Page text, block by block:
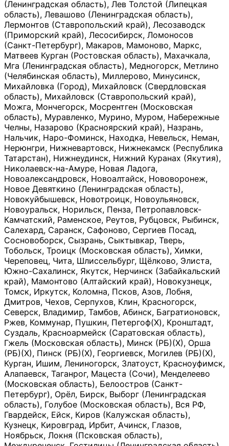
(Ленинградская область), Лев Толстой (Липецкая
область), Левашово (Ленинградская область),
Лермонтов (Ставропольский край), Лесозаводск
(Приморский край), Лесосибирск, Ломоносов
(Санкт-Петербург), Макаров, Мамоново, Маркс,
Матвеев Курган (Ростовская область), Махачкала,
Мга (Ленинградская область), Медногорск, Метлино
(Челябинская область), Миллерово, Минусинск,
Михайловка (Город), Михайловск (Свердловская
область), Михайловск (Ставропольский край),
Можга, Мончегорск, Мосрентген (Московская
область), Муравленко, Мурино, Муром, Набережные
Челны, Назарово (Красноярский край), Назрань,
Нальчик, Наро-Фоминск, Находка, Невельск, Неман,
Нерюнгри, Нижневартовск, Нижнекамск (Республика
Татарстан), Нижнеудинск, Нижний Куранах (Якутия),
Николаевск-на-Амуре, Новая Ладога,
Новоалександровск, Новоалтайск, Нововоронеж,
Новое Девяткино (Ленинградская область),
Новокуйбышевск, Новотроицк, Новоульяновск,
Новоуральск, Норильск, Пенза, Петропавловск-
Камчатский, Раменское, Реутов, Рубцовск, Рыбинск,
Салехард, Саранск, Сафоново, Сергиев Посад,
Сосновоборск, Сызрань, Сыктывкар, Тверь,
Тобольск, Троицк (Московская область), Химки,
Череповец, Чита, Шлиссельбург, Щёлково, Элиста,
Южно-Сахалинск, Якутск, Нерчинск (Забайкальский
край), Мамонтово (Алтайский край), Новокузнецк,
Томск, Иркутск, Коломна, Псков, Азов, Лобня,
Дмитров, Чехов, Серпухов, Клин, Красногорск,
Северск, Владимир, Тамбов, Абинск, Багратионовск,
Ржев, Коммунар, Пушкин, Петергоф(Х), Кронштадт,
Суздаль, Красноармейск (Саратовская область),
Гжель (Московская область), Минск (РБ)(Х), Орша
(РБ)(Х), Пинск (РБ)(Х), Георгиевск, Могилев (РБ)(Х),
Курган, Ишим, Лениногорск, Златоуст, Красноуфимск,
Алапаевск, Таганрог, Мацеста (Сочи), Менделеево
(Московская область), Белоостров (Санкт-
Петербург), Орёл, Бирск, Выборг (Ленинградская
область), Голубое (Московская область), Вся РФ,
Гвардейск, Ейск, Киров (Калужская область),
Кузнецк, Кировград, Ирбит, Ачинск, Глазов,
Ноябрьск, Локня (Псковская область),